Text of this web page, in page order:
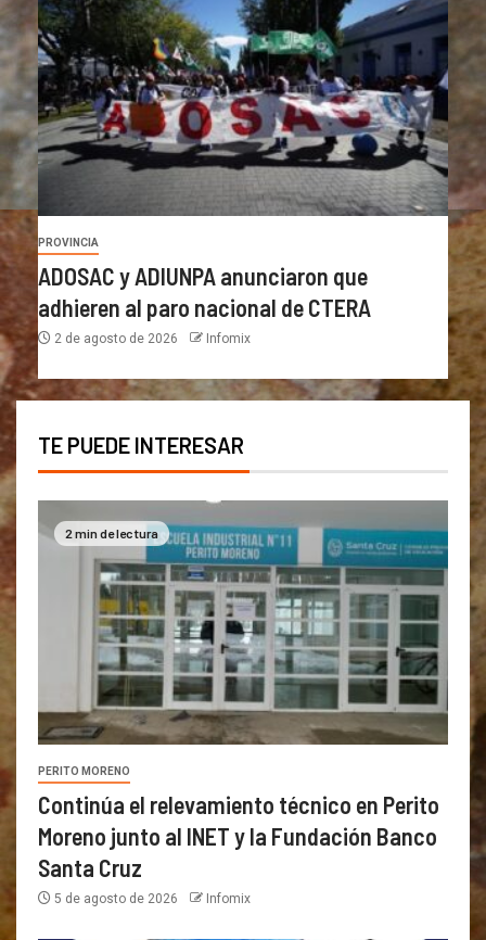
PROVINCIA
ADOSAC y ADIUNPA anunciaron que
adhieren al paro nacional de CTERA
2 de agosto de 2026 Infomix
TE PUEDE INTERESAR
2 min de lectura
PERITO MORENO
Continúa el relevamiento técnico en Perito
Moreno junto al INET y la Fundación Banco
Santa Cruz
5 de agosto de 2026 Infomix